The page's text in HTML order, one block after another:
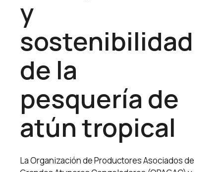
y
sostenibilidad
de la
pesquería de
atún tropical
La Organización de Productores Asociados de